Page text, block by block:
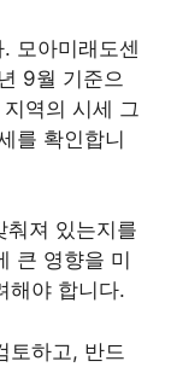
모아미래도센
9월 기준으
역의 시세 그
를 확인합니
춰져 있는지를
큰 영향을 미
해야 합니다.
토하고, 반드